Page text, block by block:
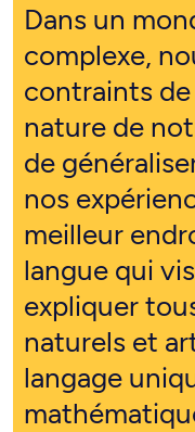
Dans un
complexe,
contraints
nature de
de
nos
meilleur
langue qui
expliquer
naturels et
langage